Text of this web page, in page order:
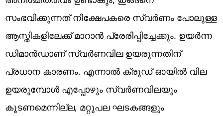
സംഭവിക്കുന്നത് നിക്ഷേപകരെ സ്വര്‍ണം പോലുള്ള
ആസ്തികളിലേക്ക് മാറാന്‍ പ്രേരിപ്പിച്ചേക്കും. ഉയര്‍ന്ന
ഡിമാന്‍ഡാണ് സ്വര്‍ണവില ഉയരുന്നതിന്
പ്രധാന കാരണം. എന്നാല്‍ ക്രൂഡ് ഓയില്‍ വില
ഉയരുമ്പോള്‍ എപ്പോഴും സ്വര്‍ണവിലയും
കൂടണമെന്നില്ല, മറ്റുപല ഘടകങ്ങളും